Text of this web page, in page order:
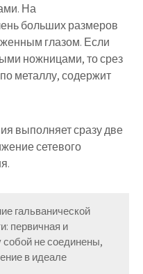
На
больших размеров
глазом. Если
ножницами, то срез
металлу, содержит
выполняет сразу две
сетевого
гальванической
первичная и
не соединены,
в идеале